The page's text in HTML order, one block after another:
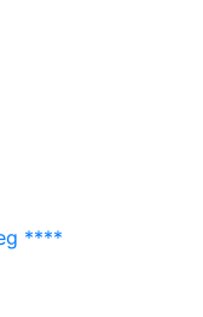
****